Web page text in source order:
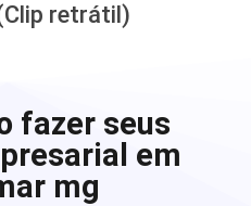
retrátil)
fazer seus
em
mg